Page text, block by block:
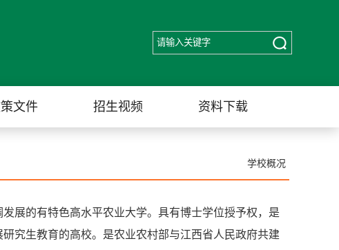
文件 招生视频 资料下载
学校概况
展的有特色高水平农业大学。具有博士学位授予权，是
究生教育的高校。是农业农村部与江西省人民政府共建